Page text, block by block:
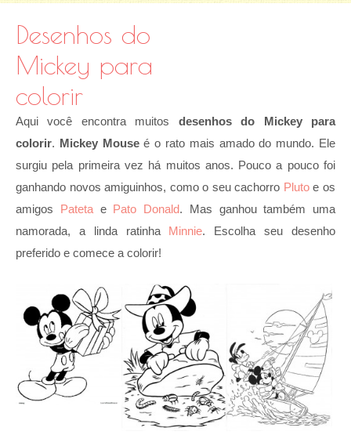
Desenhos do
Mickey para
colorir
Aqui você encontra muitos desenhos do Mickey para
colorir. Mickey Mouseé o rato mais amado do mundo. Ele
surgiu pela primeira vez há muitos anos. Pouco a pouco foi
ganhando novos amiguinhos, como o seu cachorro Plutoe os
amigos Patetae Pato Donald. Mas ganhou também uma
namorada, a linda ratinha Minnie. Escolha seu desenho
preferido e comece a colorir!